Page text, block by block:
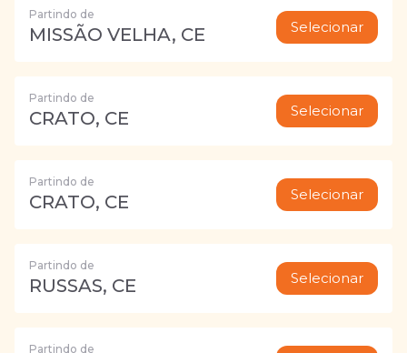
Partindo de
MISSÃO VELHA, CE Selecionar
Partindo de
CRATO, CE Selecionar
Partindo de
CRATO, CE Selecionar
Partindo de
RUSSAS, CE Selecionar
Partindo de